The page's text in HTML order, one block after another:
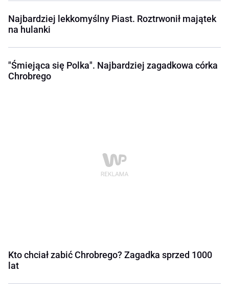
Najbardziej lekkomyślny Piast. Roztrwonił majątek
na hulanki
"Śmiejąca się Polka". Najbardziej zagadkowa córka
Chrobrego
Kto chciał zabić Chrobrego? Zagadka sprzed 1000
lat